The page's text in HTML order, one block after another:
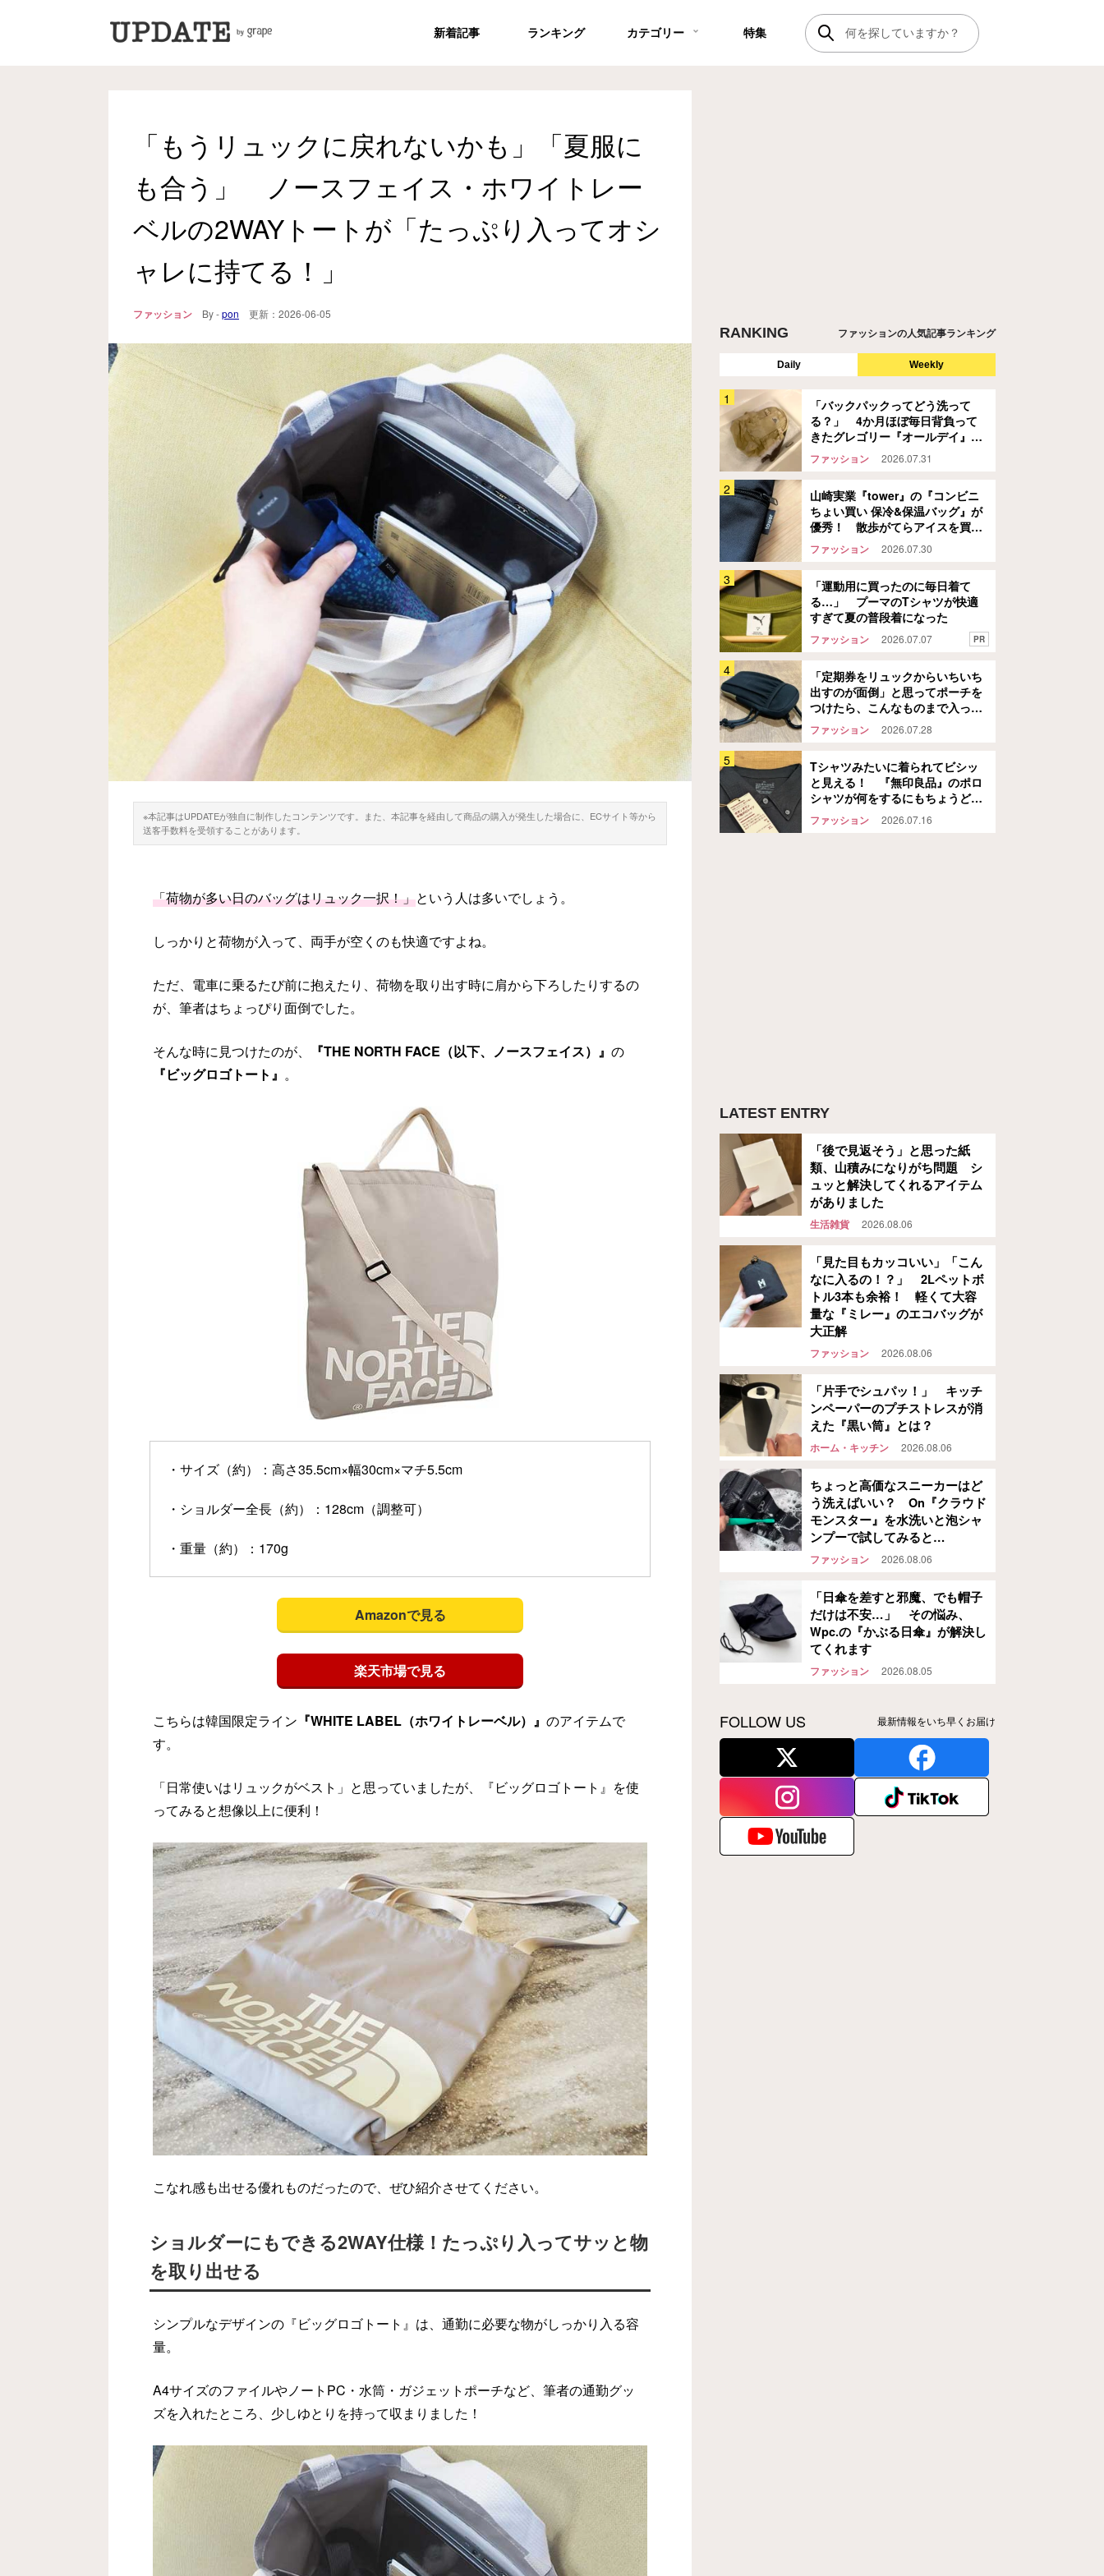
新着記事 ランキング カテゴリー 特集
「もうリュックに戻れないかも」「夏服に
も合う」 ノースフェイス・ホワイトレー
ベルの2WAYトートが「たっぷり入ってオシ
ャレに持てる！」
ファッション By -pon 更新： 2026-06-05
※本記事はUPDATEが独自に制作したコンテンツです。また、本記事を経由して商品の購入が発生した場合に、ECサイト等から
送客手数料を受領することがあります。
「荷物が多い日のバッグはリュック一択！」という人は多いでしょう。
しっかりと荷物が入って、両手が空くのも快適ですよね。
ただ、電車に乗るたび前に抱えたり、荷物を取り出す時に肩から下ろしたりするの
が、筆者はちょっぴり面倒でした。
そんな時に見つけたのが、 『THE NORTH FACE（以下、ノースフェイス）』 の
『ビッグロゴトート』 。
・サイズ（約）：高さ35.5cm×幅30cm×マチ5.5cm
・ショルダー全長（約）：128cm（調整可）
・重量（約）：170g
Amazonで見る
楽天市場で見る
こちらは韓国限定ライン 『WHITE LABEL（ホワイトレーベル）』 のアイテムで
す。
「日常使いはリュックがベスト」と思っていましたが、『ビッグロゴトート』を使
ってみると想像以上に便利！
こなれ感も出せる優れものだったので、ぜひ紹介させてください。
ショルダーにもできる2WAY仕様！たっぷり入ってサッと物
を取り出せる
シンプルなデザインの『ビッグロゴトート』は、通勤に必要な物がしっかり入る容
量。
A4サイズのファイルやノートPC・水筒・ガジェットポーチなど、筆者の通勤グッ
ズを入れたところ、少しゆとりを持って収まりました！
RANKING ファッションの人気記事ランキング
Daily Weekly
「バックパックってどう洗って
る？」 4か月ほぼ毎日背負って
きたグレゴリー『オールデイ』
を…
ファッション
「こんなに使えると思わなかっ
た…」 旅のサブバッグを探して
るなら『グレゴリー』のコレ、チ
ェックして！
ファッション 2026.07.21
「疲れない」といわれるニューバ
ランス 30足以上履いて『ベスト
5』を選んだ
ファッション 2024.05.08
山崎実業『tower』の『コンビニ
ちょい買い 保冷&保温バッグ』が
優秀！ 散歩がてらアイスを買い
に行ってみた結果…
2026.07.30
「日傘を差すと邪魔、でも帽子だ
けは不安…」 その悩み、Wpc.の
『かぶる日傘』が解決してくれま
す
ファッション 2026.08.05
「バックパックってどう洗って
る？」 4か月ほぼ毎日背負って
きたグレゴリー『オールデイ』
を…
ファッション 2026.07.31
山崎実業『tower』の『コンビニ
ちょい買い 保冷&保温バッグ』が
優秀！ 散歩がてらアイスを買い
に行ってみた結果…
ファッション 2026.07.30
「運動用に買ったのに毎日着て
る…」 プーマのTシャツが快適
すぎて夏の普段着になった
ファッション 2026.07.07 PR
「定期券をリュックからいちいち
出すのが面倒」と思ってポーチを
つけたら、こんなものまで入った
話
ファッション 2026.07.28
Tシャツみたいに着られてビシッ
と見える！ 『無印良品』のポロ
シャツが何をするにもちょうどよ
かった
ファッション 2026.07.16
LATEST ENTRY
「後で見返そう」と思った紙
類、山積みになりがち問題 シ
ュッと解決してくれるアイテム
がありました
生活雑貨 2026.08.06
「見た目もカッコいい」「こん
なに入るの！？」 2Lペットボ
トル3本も余裕！ 軽くて大容
量な『ミレー』のエコバッグが
大正解
ファッション 2026.08.06
「片手でシュパッ！」 キッチ
ンペーパーのプチストレスが消
えた『黒い筒』とは？
ホーム・キッチン 2026.08.06
ちょっと高価なスニーカーはど
う洗えばいい？ On『クラウド
モンスター』を水洗いと泡シャ
ンプーで試してみると…
ファッション 2026.08.06
「日傘を差すと邪魔、でも帽子
だけは不安…」 その悩み、
Wpc.の『かぶる日傘』が解決し
てくれます
ファッション 2026.08.05
FOLLOW US 最新情報をいち早くお届け